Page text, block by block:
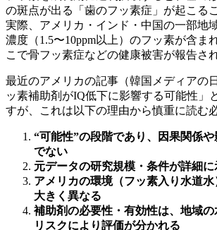
の斑点が出る「歯のフッ素症」が起こる
実際、アメリカ・インド・中国の一部地
濃度（1.5〜10ppm以上）のフッ素が含ま
こで骨フッ素症などの健康被害が報告さ
最近のアメリカの記事（韓国メディアの
ッ素補助剤がIQ低下に影響する可能性」
すが、これは以下の理由から慎重に読む
“可能性”の段階であり、因果関係
でない
元データの研究規模・条件が詳細
アメリカの環境（フッ素入り水道
大きく異なる
補助剤の必要性・有効性は、地域
リスクにより評価が分かれる